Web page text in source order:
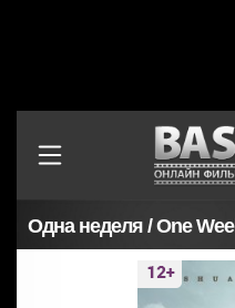
Одна неделя / One